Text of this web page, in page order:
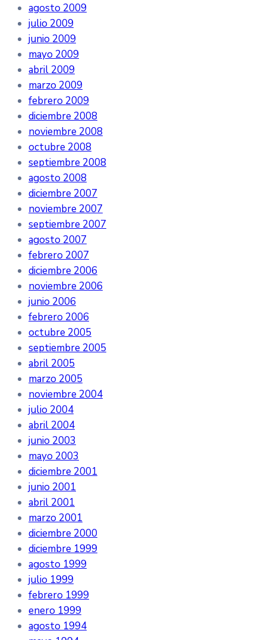
agosto 2009
julio 2009
junio 2009
mayo 2009
abril 2009
marzo 2009
febrero 2009
diciembre 2008
noviembre 2008
octubre 2008
septiembre 2008
agosto 2008
diciembre 2007
noviembre 2007
septiembre 2007
agosto 2007
febrero 2007
diciembre 2006
noviembre 2006
junio 2006
febrero 2006
octubre 2005
septiembre 2005
abril 2005
marzo 2005
noviembre 2004
julio 2004
abril 2004
junio 2003
mayo 2003
diciembre 2001
junio 2001
abril 2001
marzo 2001
diciembre 2000
diciembre 1999
agosto 1999
julio 1999
febrero 1999
enero 1999
agosto 1994